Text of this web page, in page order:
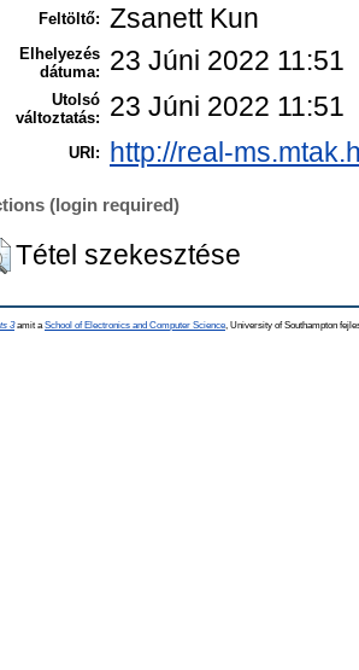
Feltöltő: Zsanett Kun
Elhelyezés
dátuma:
23 Júni 2022 11:51
Utolsó
változtatás:
23 Júni 2022 11:51
URI: http://real-
(login required)
Tétel szekesztése
3amit a School of Electronics and Computer Science , University of Southampton